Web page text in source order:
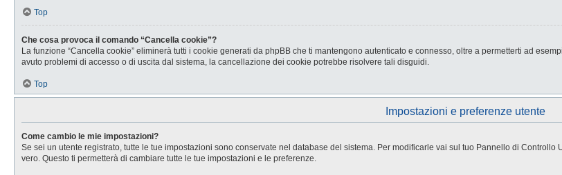
Top
Che cosa provoca il comando “Cancella cookie”?
La funzione “Cancella cookie” eliminerà tutti i cookie generati da phpBB che ti mantengono autenticato e connesso, oltre a permetterti ad
avuto problemi di accesso o di uscita dal sistema, la cancellazione dei cookie potrebbe risolvere tali disguidi.
Top
Impostazioni e preferenze utente
Come cambio le mie impostazioni?
Se sei un utente registrato, tutte le tue impostazioni sono conservate nel database del sistema. Per modificarle vai sul tuo Pannello di
vero. Questo ti permetterà di cambiare tutte le tue impostazioni e le preferenze.